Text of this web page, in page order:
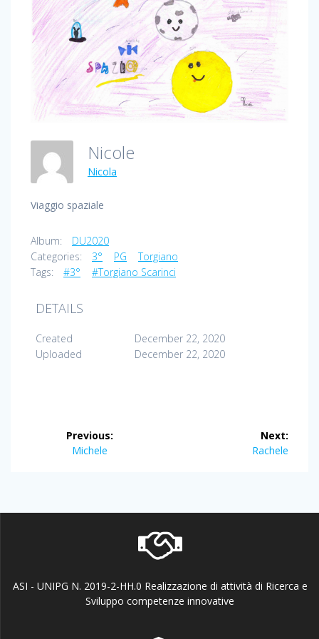
Nicole
Nicola
Viaggio spaziale
Album:
DU2020
Categories:
3° PG
Torgiano
Tags:
#3° #Torgiano Scarinci
DETAILS
Created
December 22, 2020
Uploaded
December 22, 2020
navigation
Previous:
Previous
Michele
Next:
Next
Rachele
ASI - UNIPG N. 2019-2-HH.0 Realizzazione di attività di Ricerca e
Sviluppo competenze innovative